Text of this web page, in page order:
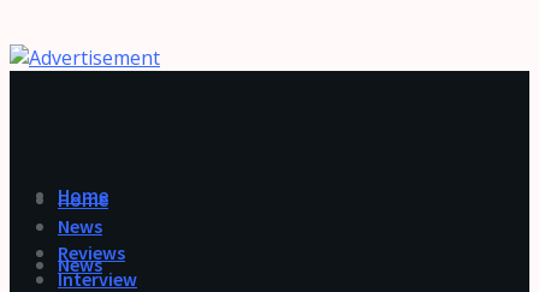
Home
News
Home
News
Reviews
Interview